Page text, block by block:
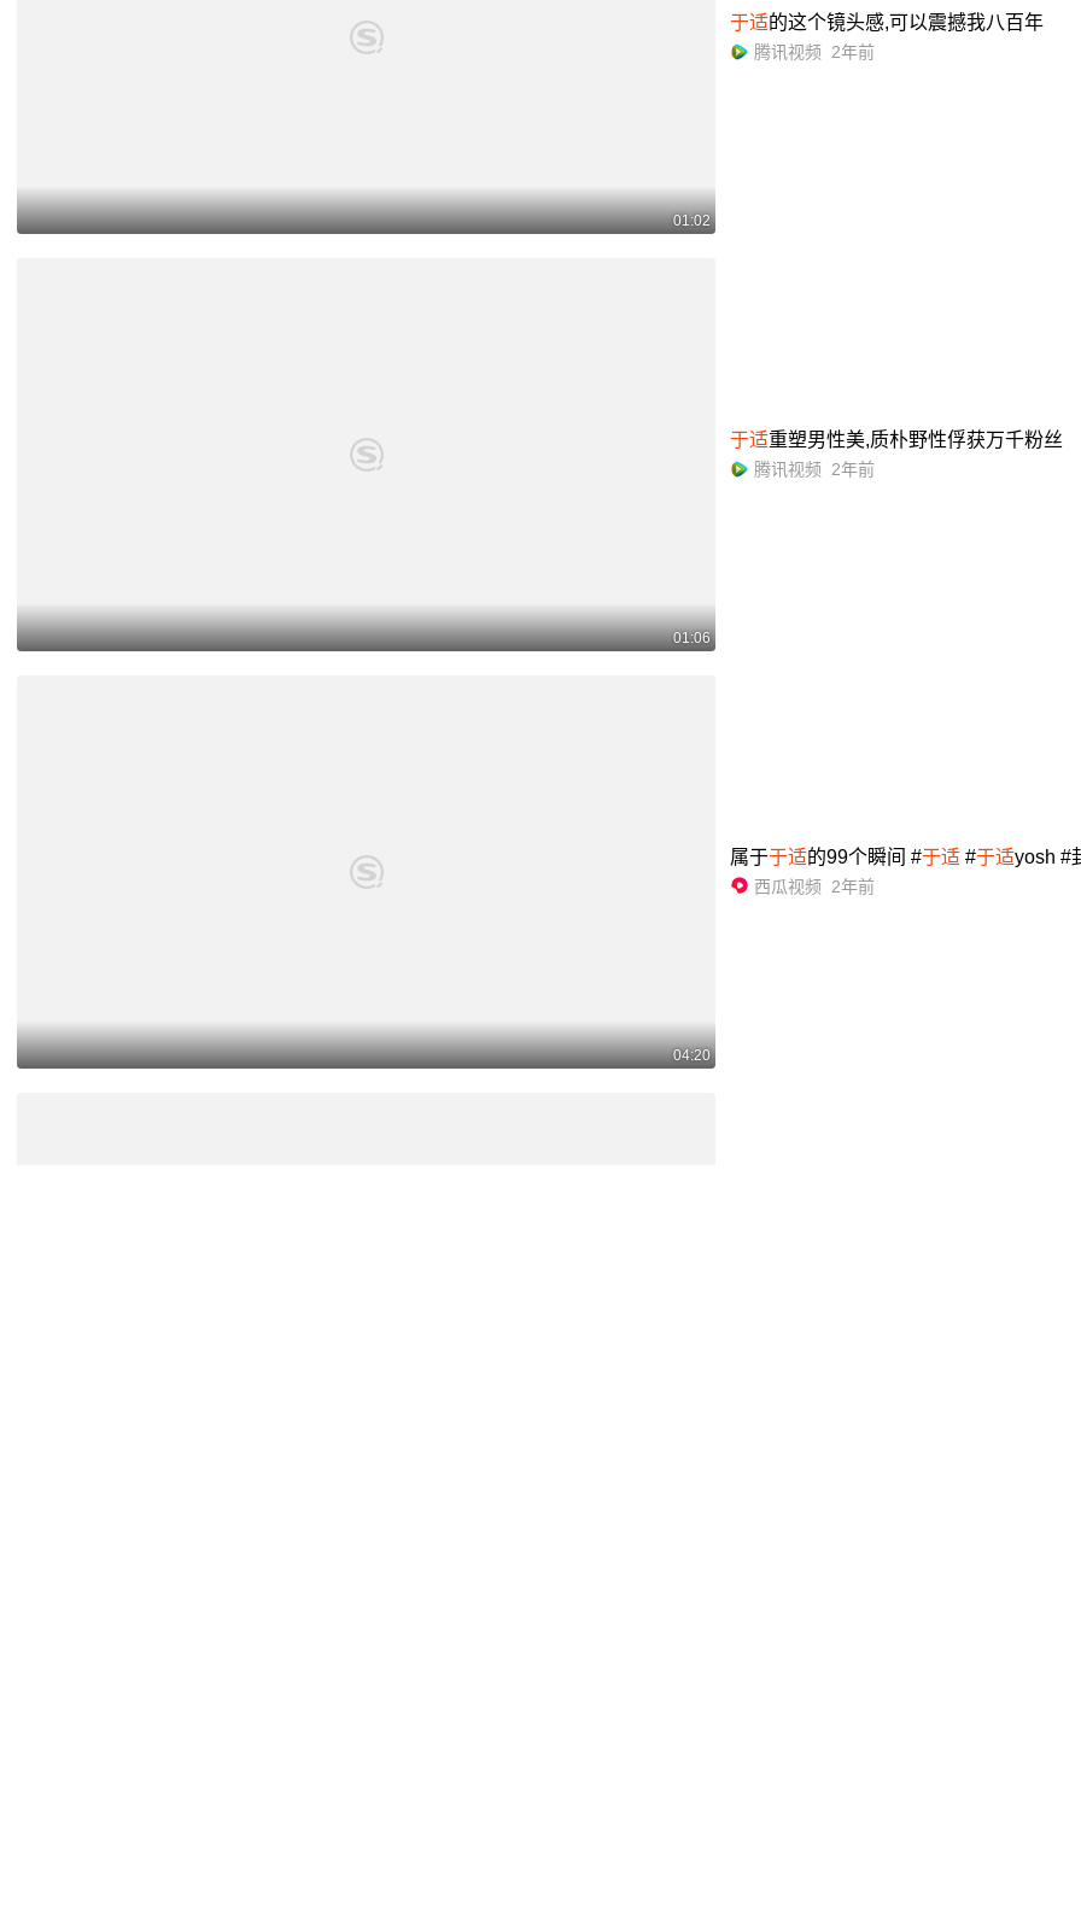
01:02
于适的这个镜头感,可以震撼我八百年
腾讯视频 2年前
01:06
于适重塑男性美,质朴野性俘获万千粉丝
腾讯视频 2年前
04:20
属于于适的99个瞬间 #于适 #于适yosh #
西瓜视频 2年前